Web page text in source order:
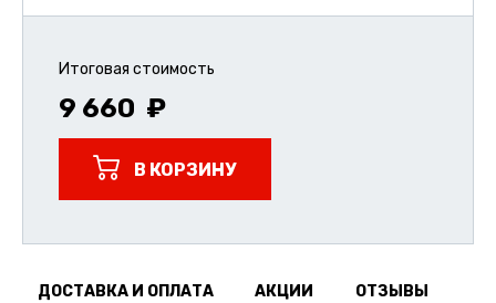
Итоговая стоимость
9 660
В КОРЗИНУ
ДОСТАВКА И ОПЛАТА АКЦИИ ОТЗЫВЫ